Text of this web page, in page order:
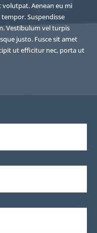
Aenean eu mi
Suspendisse
Vestibulum vel turpis
justo. Fusce sit amet
ut efficitur nec, porta ut